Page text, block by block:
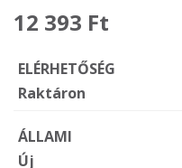
12 393 Ft
ELÉRHETŐSÉG
Raktáron
ÁLLAMI
Új